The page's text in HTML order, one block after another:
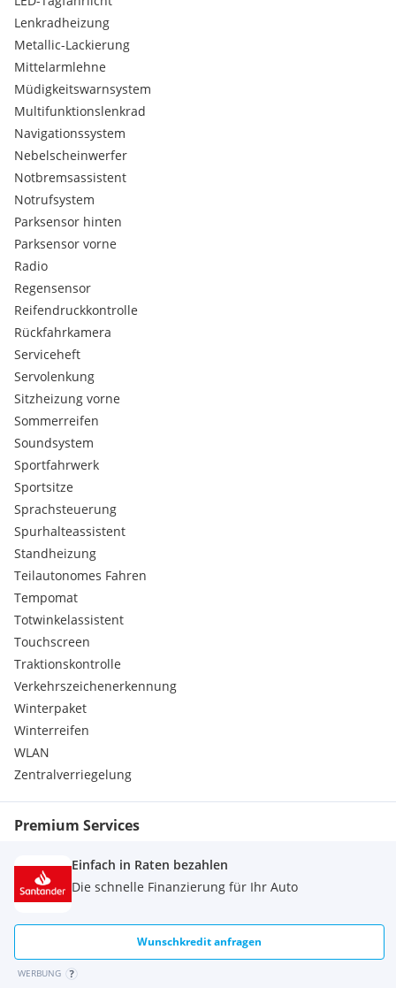
Lenkradheizung
Metallic-Lackierung
Mittelarmlehne
Müdigkeitswarnsystem
Multifunktionslenkrad
Navigationssystem
Nebelscheinwerfer
Notbremsassistent
Notrufsystem
Parksensor hinten
Parksensor vorne
Radio
Regensensor
Reifendruckkontrolle
Rückfahrkamera
Serviceheft
Servolenkung
Sitzheizung vorne
Sommerreifen
Soundsystem
Sportfahrwerk
Sportsitze
Sprachsteuerung
Spurhalteassistent
Standheizung
Teilautonomes Fahren
Tempomat
Totwinkelassistent
Touchscreen
Traktionskontrolle
Verkehrszeichenerkennung
Winterpaket
Winterreifen
WLAN
Zentralverriegelung
Premium Services
Einfach in Raten bezahlen
Die schnelle Finanzierung für Ihr Auto
Wunschkredit anfragen
WERBUNG